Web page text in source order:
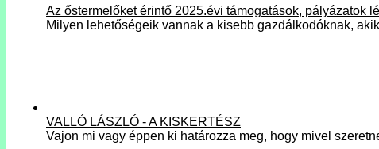
Az őstermelőket érintő 2025.évi támogatások, pályázatok
Milyen lehetőségeik vannak a kisebb gazdálkodóknak,
VALLÓ LÁSZLÓ - A KISKERTÉSZ
Vajon mi vagy éppen ki határozza meg, hogy mivel